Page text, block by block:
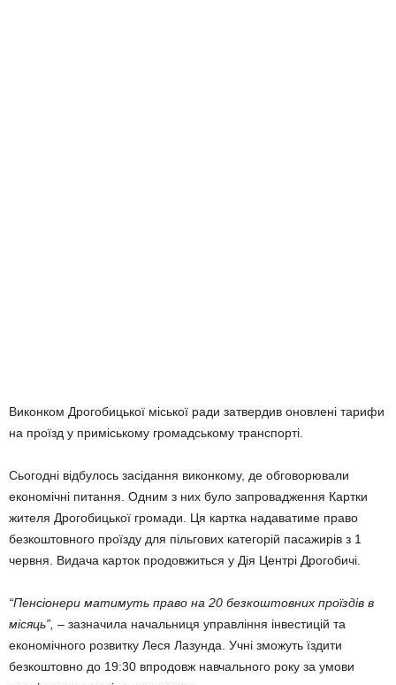
Виконком Дрогобицької міської ради затвердив оновлені тарифи
на проїзд у приміському громадському транспорті.
Сьогодні відбулось засідання виконкому, де обговорювали
економічні питання. Одним з них було запровадження Картки
жителя Дрогобицької громади. Ця картка надаватиме право
безкоштовного проїзду для пільгових категорій пасажирів з 1
червня. Видача карток продовжиться у Дія Центрі Дрогобичі.
“Пенсіонери матимуть право на 20 безкоштовних проїздів в
місяць”, – зазначила начальниця управління інвестицій та
економічного розвитку Леся Лазунда. Учні зможуть їздити
безкоштовно до 19:30 впродовж навчального року за умови